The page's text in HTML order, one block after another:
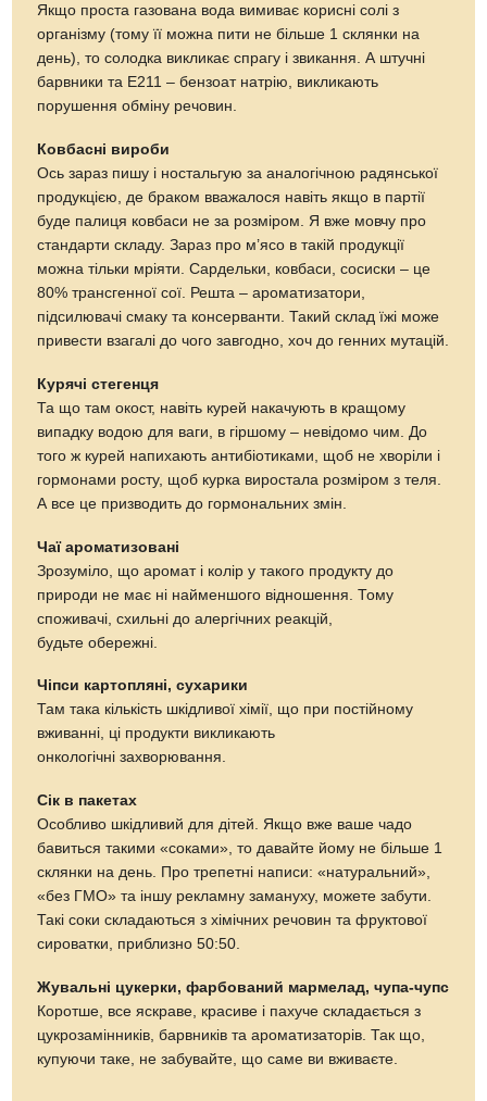
Якщо проста газована вода вимиває корисні солі з
організму (тому її можна пити не більше 1 склянки на
день), то солодка викликає спрагу і звикання. А штучні
барвники та Е211 – бензоат натрію, викликають
порушення обміну речовин.
Ковбасні вироби
Ось зараз пишу і ностальгую за аналогічною радянської
продукцією, де браком вважалося навіть якщо в партії
буде палиця ковбаси не за розміром. Я вже мовчу про
стандарти складу. Зараз про м’ясо в такій продукції
можна тільки мріяти. Сардельки, ковбаси, сосиски – це
80% трансгенної сої. Решта – ароматизатори,
підсилювачі смаку та консерванти. Такий склад їжі може
привести взагалі до чого завгодно, хоч до генних мутацій.
Курячі стегенця
Та що там окост, навіть курей накачують в кращому
випадку водою для ваги, в гіршому – невідомо чим. До
того ж курей напихають антибіотиками, щоб не хворіли і
гормонами росту, щоб курка виростала розміром з теля.
А все це призводить до гормональних змін.
Чаї ароматизовані
Зрозуміло, що аромат і колір у такого продукту до
природи не має ні найменшого відношення. Тому
споживачі, схильні до алергічних реакцій,
будьте обережні.
Чіпси картопляні, сухарики
Там така кількість шкідливої ​​хімії, що при постійному
вживанні, ці продукти викликають
онкологічні захворювання.
Сік в пакетах
Особливо шкідливий для дітей. Якщо вже ваше чадо
бавиться такими «соками», то давайте йому не більше 1
склянки на день. Про трепетні написи: «натуральний»,
«без ГМО» та іншу рекламну замануху, можете забути.
Такі соки складаються з хімічних речовин та фруктової
сироватки, приблизно 50:50.
Жувальні цукерки, фарбований мармелад, чупа-чупс
Коротше, все яскраве, красиве і пахуче складається з
цукрозамінників, барвників та ароматизаторів. Так що,
купуючи таке, не забувайте, що саме ви вживаєте.